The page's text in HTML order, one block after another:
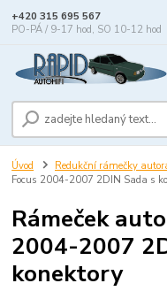
+420 315 695 567
PO-PÁ / 9-17 hod, SO 10-12 hod
Úvod Redukční rámečky
Focus 2004-2007 2DIN Sada s
Rámeček
2004-2007
konektory